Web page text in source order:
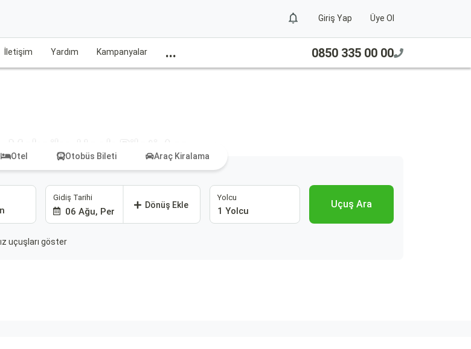
Giriş Yap Üye Ol
İletişim Yardım Kampanyalar ... 0850 335 00 00
Meksika Uçak Bileti Ara
Otel Otobüs Bileti Araç Kiralama
Gidiş Tarihi
06 Ağu, Per
Dönüş Ekle
Yolcu
1 Yolcu
Uçuş Ara
uçuşları göster